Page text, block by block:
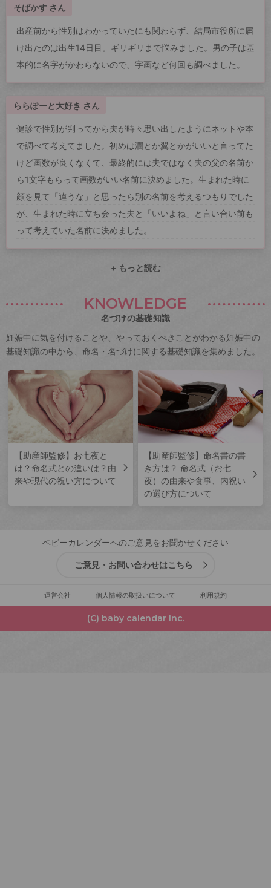
そばかす さん
出産前から性別はわかっていたにも関わらず、結局市役所に届
け出たのは出生14日目。ギリギリまで悩みました。男の子は基
本的に名字がかわらないので、字画など何回も調べました。
ららぽーと大好き さん
健診で性別が判ってから夫が時々思い出したようにネットや本
で調べて考えてました。初めは潤とか翼とかがいいと言ってた
けど画数が良くなくて、最終的には夫ではなく夫の父の名前か
ら1文字もらって画数がいい名前に決めました。生まれた時に
顔を見て「違うな」と思ったら別の名前を考えるつもりでした
が、生まれた時に立ち会った夫と「いいよね」と言い合い前も
って考えていた名前に決めました。
+ もっと読む
KNOWLEDGE
名づけの基礎知識
妊娠中に気を付けることや、やっておくべきことがわかる妊娠中の
基礎知識の中から、命名・名づけに関する基礎知識を集めました。
【助産師監修】お七夜と
は？命名式との違いは？由
来や現代の祝い方について
【助産師監修】命名書の書
き方は？ 命名式（お七
夜）の由来や食事、内祝い
の選び方について
ベビーカレンダーへのご意見をお聞かせください
ご意見・お問い合わせはこちら
運営会社 個人情報の取扱いについて 利用規約
(C) baby calendar Inc.